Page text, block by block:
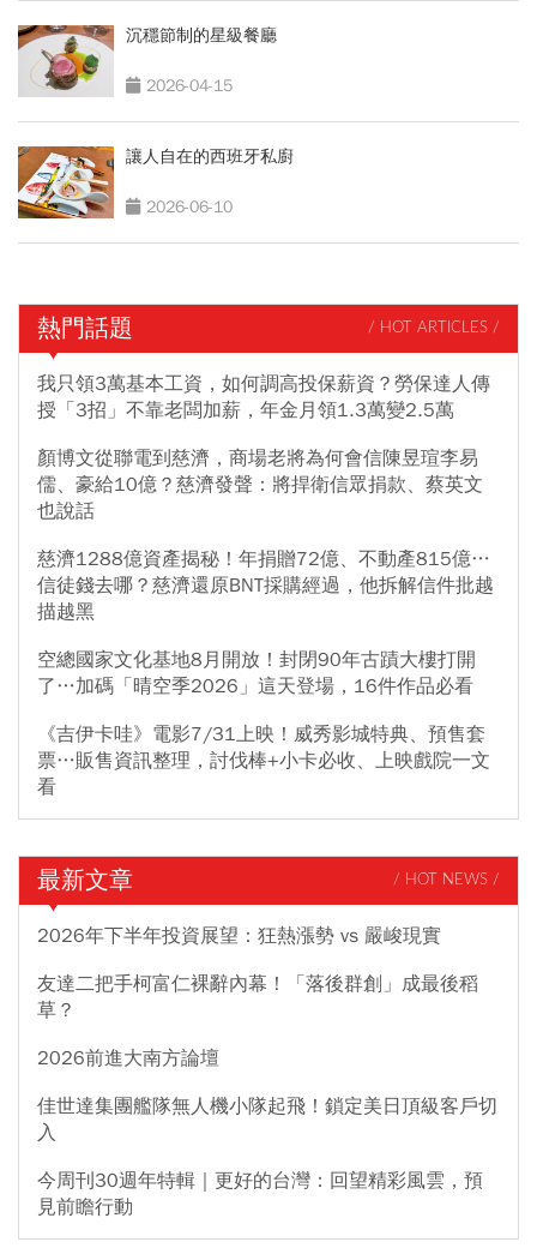
沉穩節制的星級餐廳
2026-04-15
讓人自在的西班牙私廚
2026-06-10
熱門話題 / HOT ARTICLES /
我只領3萬基本工資，如何調高投保薪資？勞保達人傳
授「3招」不靠老闆加薪，年金月領1.3萬變2.5萬
顏博文從聯電到慈濟，商場老將為何會信陳昱瑄李易
儒、豪給10億？慈濟發聲：將捍衛信眾捐款、蔡英文
也說話
慈濟1288億資產揭秘！年捐贈72億、不動產815億…
信徒錢去哪？慈濟還原BNT採購經過，他拆解信件批越
描越黑
空總國家文化基地8月開放！封閉90年古蹟大樓打開
了…加碼「晴空季2026」這天登場，16件作品必看
《吉伊卡哇》電影7/31上映！威秀影城特典、預售套
票…販售資訊整理，討伐棒+小卡必收、上映戲院一文
看
最新文章 / HOT NEWS /
2026年下半年投資展望：狂熱漲勢 vs 嚴峻現實
友達二把手柯富仁裸辭內幕！「落後群創」成最後稻
草？
2026前進大南方論壇
佳世達集團艦隊無人機小隊起飛！鎖定美日頂級客戶切
入
今周刊30週年特輯｜更好的台灣：回望精彩風雲，預
見前瞻行動